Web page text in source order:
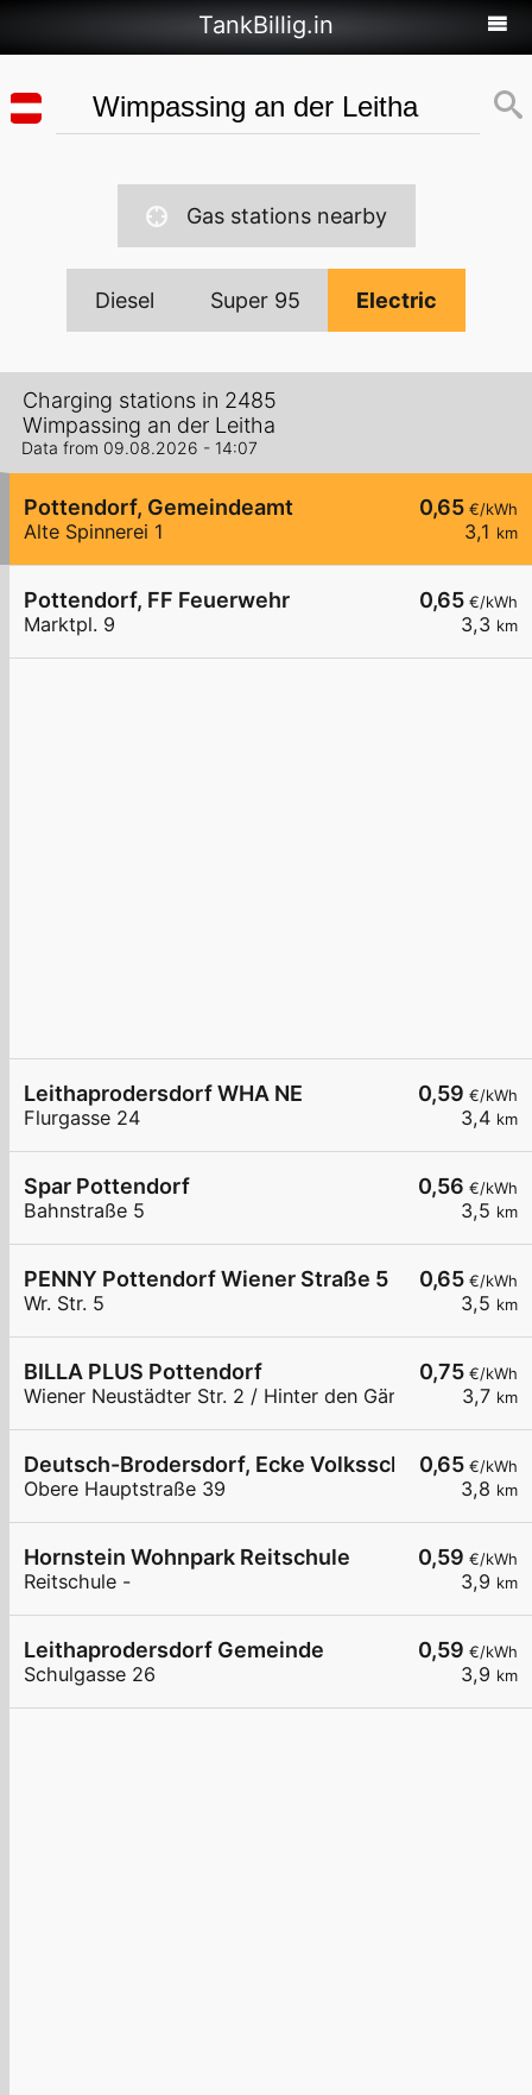
TankBillig.in
Gas stations nearby
Diesel Super 95 Electric
Charging stations in 2485
Wimpassing an der Leitha
Data from 09.08.2026 - 14:07
0,65 €/kWh
3,1 km
Pottendorf, Gemeindeamt
Alte Spinnerei 1
0,65 €/kWh
3,3 km
Pottendorf, FF Feuerwehr
Marktpl. 9
0,59 €/kWh
3,4 km
Leithaprodersdorf WHA NE
Flurgasse 24
0,56 €/kWh
3,5 km
Spar Pottendorf
Bahnstraße 5
0,65 €/kWh
3,5 km
PENNY Pottendorf Wiener Straße 5
Wr. Str. 5
0,75 €/kWh
3,7 km
BILLA PLUS Pottendorf
Wiener Neustädter Str. 2 / Hinter den Gärten
0,65 €/kWh
3,8 km
Deutsch-Brodersdorf, Ecke Volksschule
Obere Hauptstraße 39
0,59 €/kWh
3,9 km
Hornstein Wohnpark Reitschule
Reitschule -
0,59 €/kWh
3,9 km
Leithaprodersdorf Gemeinde
Schulgasse 26